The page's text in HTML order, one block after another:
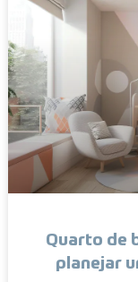
Quarto de
planejar